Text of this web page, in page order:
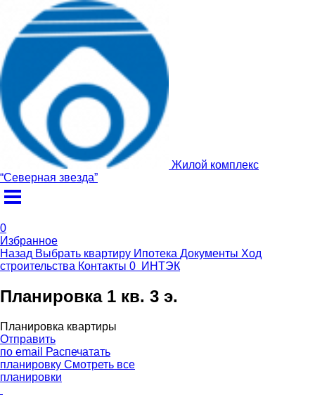
Жилой комплекс
“Северная звезда”
0
Избранное
Назад Выбрать квартиру Ипотека Документы Ход
строительства Контакты 0 ИНТЭК
Планировка 1 кв. 3 э.
Планировка квартиры
Отправить
по email
Распечатать
планировку Смотреть все
планировки